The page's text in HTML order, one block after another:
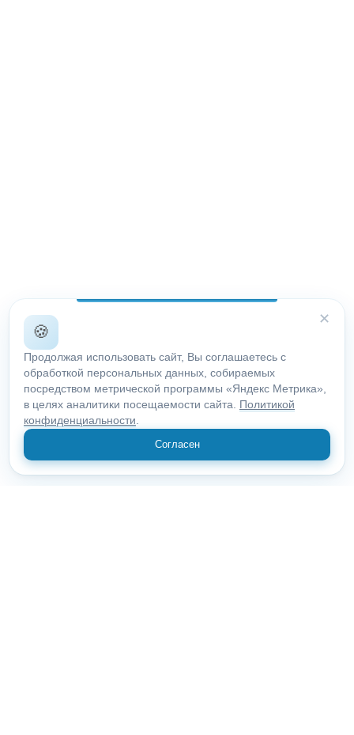
✕
🍪
Продолжая использовать сайт, Вы соглашаетесь с
обработкой персональных данных, собираемых
посредством метрической программы «Яндекс Метрика»,
в целях аналитики посещаемости сайта. Политикой
конфиденциальности.
Согласен